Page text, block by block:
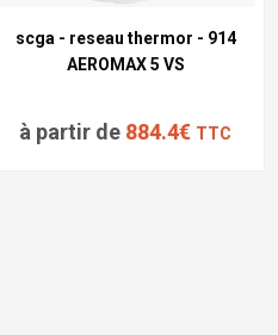
scga - reseau thermor - 914
AEROMAX 5 VS
à partir de 884.4€ TTC